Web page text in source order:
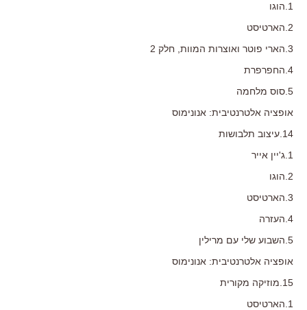
1.הוגו
2.הארטיסט
3.הארי פוטר ואוצרות המוות, חלק 2
4.החפרפרת
5.סוס מלחמה
אופציה אלטרנטיבית: אנונימוס
14.עיצוב תלבושות
1.ג'יין אייר
2.הוגו
3.הארטיסט
4.העזרה
5.השבוע שלי עם מרילין
אופציה אלטרנטיבית: אנונימוס
15.מוזיקה מקורית
1.הארטיסט